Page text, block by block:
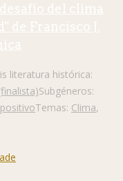
del clima
de Francisco J.
literatura histórica:
Subgéneros:
Temas: Clima,